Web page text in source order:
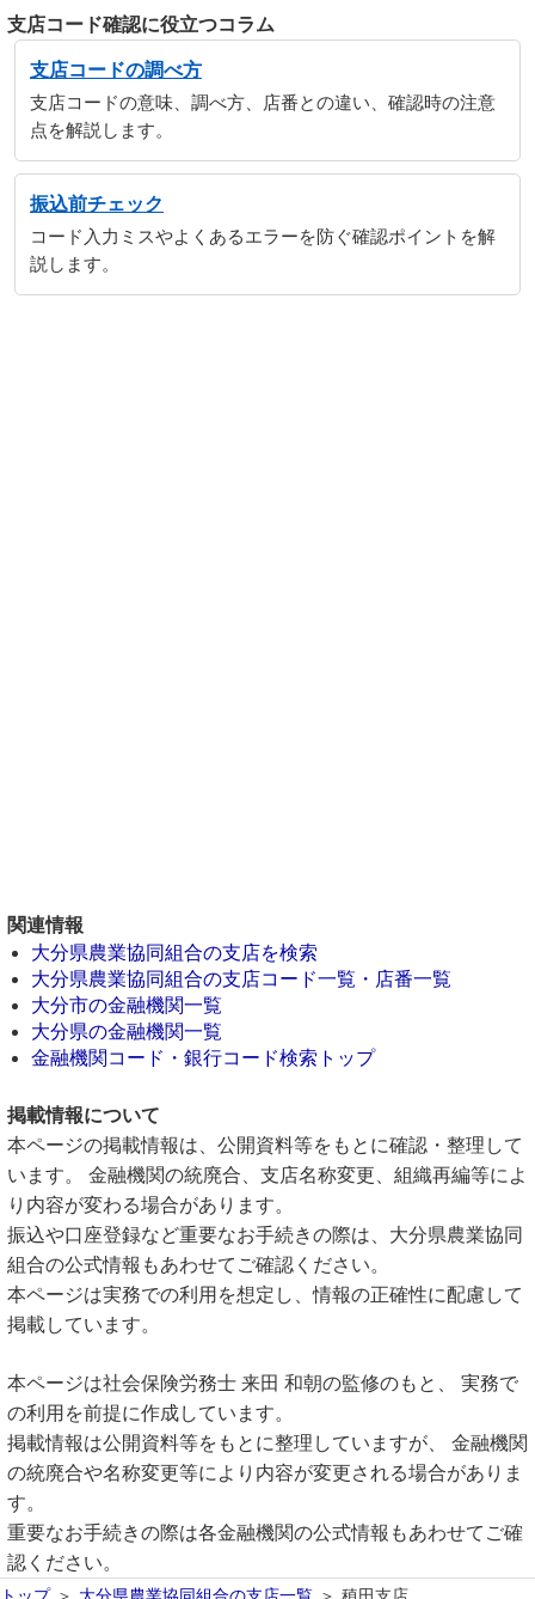
支店コード確認に役立つコラム
支店コードの調べ方
支店コードの意味、調べ方、店番との違い、確認時の注意
点を解説します。
振込前チェック
コード入力ミスやよくあるエラーを防ぐ確認ポイントを解
説します。
関連情報
大分県農業協同組合の支店を検索
大分県農業協同組合の支店コード一覧・店番一覧
大分市の金融機関一覧
大分県の金融機関一覧
金融機関コード・銀行コード検索トップ
掲載情報について
本ページの掲載情報は、公開資料等をもとに確認・整理して
います。 金融機関の統廃合、支店名称変更、組織再編等によ
り内容が変わる場合があります。
振込や口座登録など重要なお手続きの際は、大分県農業協同
組合の公式情報もあわせてご確認ください。
本ページは実務での利用を想定し、情報の正確性に配慮して
掲載しています。
本ページは社会保険労務士 来田 和朝の監修のもと、 実務で
の利用を前提に作成しています。
掲載情報は公開資料等をもとに整理していますが、 金融機関
の統廃合や名称変更等により内容が変更される場合がありま
す。
重要なお手続きの際は各金融機関の公式情報もあわせてご確
認ください。